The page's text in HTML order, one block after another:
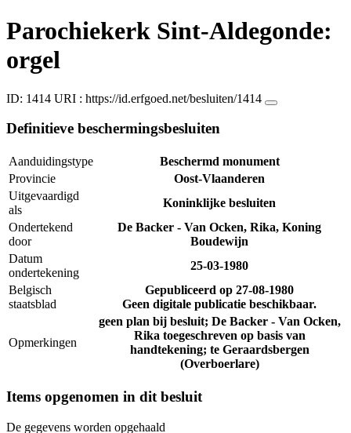
Parochiekerk Sint-Aldegonde:
orgel
ID: 1414 URI : https://id.erfgoed.net/besluiten/1414
Definitieve beschermingsbesluiten
Aanduidingstype
Beschermd monument
Provincie
Oost-Vlaanderen
Uitgevaardigd
als
Koninklijke besluiten
Ondertekend
door
De Backer - Van Ocken, Rika, Koning
Boudewijn
Datum
ondertekening
25-03-1980
Belgisch
staatsblad
Gepubliceerd op 27-08-1980
Geen digitale publicatie beschikbaar.
Opmerkingen
geen plan bij besluit; De Backer - Van Ocken,
Rika toegeschreven op basis van
handtekening; te Geraardsbergen
(Overboerlare)
Items opgenomen in dit besluit
De gegevens worden opgehaald